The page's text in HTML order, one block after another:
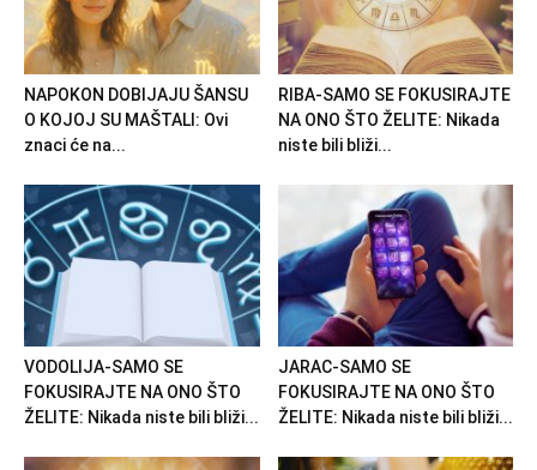
NAPOKON DOBIJAJU ŠANSU
O KOJOJ SU MAŠTALI: Ovi
znaci će na...
RIBA-SAMO SE FOKUSIRAJTE
NA ONO ŠTO ŽELITE: Nikada
niste bili bliži...
VODOLIJA-SAMO SE
FOKUSIRAJTE NA ONO ŠTO
ŽELITE: Nikada niste bili bliži...
JARAC-SAMO SE
FOKUSIRAJTE NA ONO ŠTO
ŽELITE: Nikada niste bili bliži...